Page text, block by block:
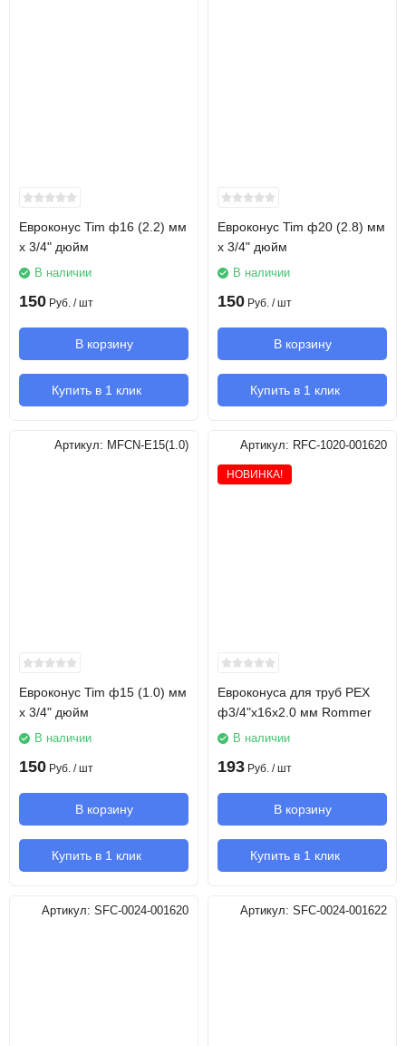
Евроконус Tim ф16 (2.2) мм
x 3/4" дюйм
В наличии
150 Руб. / шт
В корзину
Купить в 1 клик
Евроконус Tim ф20 (2.8) мм
x 3/4" дюйм
В наличии
150 Руб. / шт
В корзину
Купить в 1 клик
Артикул: MFCN-E15(1.0)
Евроконус Tim ф15 (1.0) мм
x 3/4" дюйм
В наличии
150 Руб. / шт
В корзину
Купить в 1 клик
Артикул: RFC-1020-001620
НОВИНКА!
Евроконуса для труб PEX
ф3/4"х16х2.0 мм Rommer
В наличии
193 Руб. / шт
В корзину
Купить в 1 клик
Артикул: SFC-0024-001620 Артикул: SFC-0024-001622